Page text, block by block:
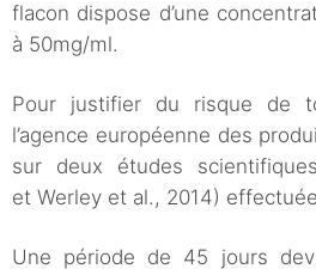
flacon dispose d’une
à 50mg/ml.
Pour justifier du risque de
l’agence européenne des
sur deux études
et Werley et al., 2014)
Une période de 45 jours